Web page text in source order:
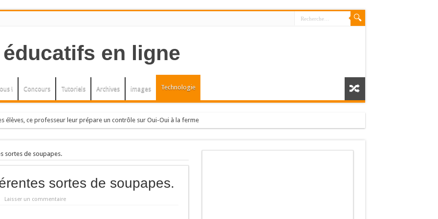
! Concours Tutoriels Archives images Technologie
élèves, ce professeur leur prépare un contrôle sur Oui-Oui à la ferme
L’herbe à la puce. Arbres et arbustes
et arbustes.
sortes de soupapes.
sortes de soupapes.
Laisser un commentaire